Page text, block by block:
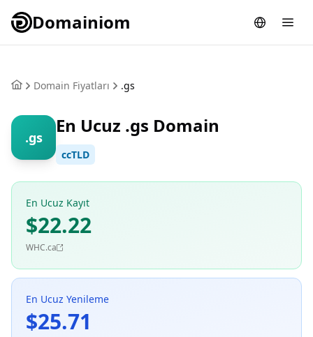
Domainiom
Domain Fiyatları .gs
.gs
En Ucuz .gs Domain
ccTLD
En Ucuz Kayıt
$22.22
WHC.ca
En Ucuz Yenileme
$25.71